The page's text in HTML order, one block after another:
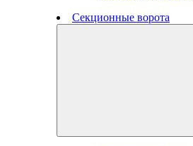
Секционные ворота